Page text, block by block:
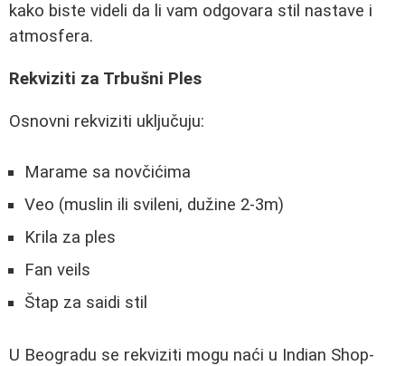
kako biste videli da li vam odgovara stil nastave i
atmosfera.
Rekviziti za Trbušni Ples
Osnovni rekviziti uključuju:
Marame sa novčićima
Veo (muslin ili svileni, dužine 2-3m)
Krila za ples
Fan veils
Štap za saidi stil
U Beogradu se rekviziti mogu naći u Indian Shop-